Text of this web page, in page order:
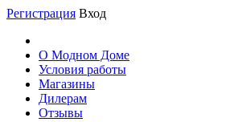
Регистрация Вход
О Модном Доме
Условия работы
Магазины
Дилерам
Отзывы